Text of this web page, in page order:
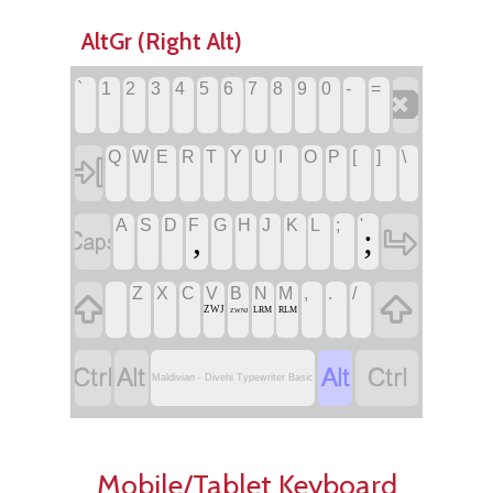
AltGr (Right Alt)
` 1‏ 2
‏ 3
‏ 4
‏ 5
‏ 6
‏ 7
‏ 8
‏ 9
‏ 0
‏ -‏ =
‏ ‏
‏ Q
‏ W
‏ E
‏ R
‏ T
‏ Y
‏ U
‏ O
‏ P [‏ ]‏ \‏
‏A
‏ S
‏ D
‏ F
‏, G
‏ H‏ J‏ K
‏ ‏ ; '‏; ‏
‏
Z
‏ X
‏ C
‏ V
‏ZWJ
B
‏ZWNJ
N
‏LRM
M
‏RLM
, . /
‏
‏‏ Maldivian - Divehi Typewriter Basic ‏ ‏
Mobile/Tablet Keyboard